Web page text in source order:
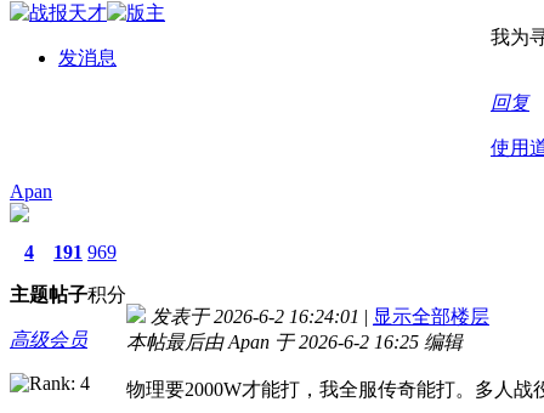
发消息
我为
回复
使用
Apan
4
主题
191
帖子
969
积分
高级会员
发表于 2026-6-2 16:24:01 | 显示全部楼层
本帖最后由 Apan 于 2026-6-2 16:25 编辑
物理要2000W才能打，我全服传奇能打。多人战